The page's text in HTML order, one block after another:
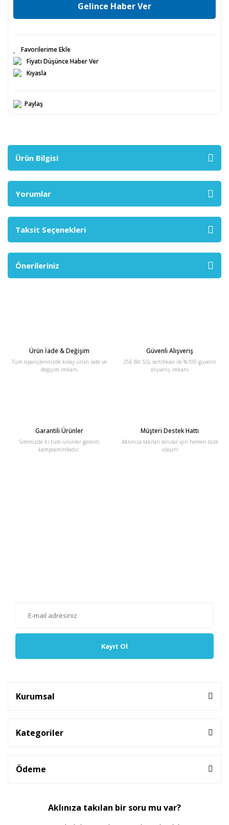
Gelince Haber Ver
Fiyatı Düşünce Haber Ver
Kıyasla
Paylaş
Ürün Bilgisi
Yorumlar
Taksit Seçenekleri
Önerileriniz
Ürün İade & Değişim
Tüm siparişlerinizde kolay ürün iade ve
değişim imkanı
Güvenli Alışveriş
256 Bit SSL sertifikası ile %100 güvenli
alışveriş imkanı
Garantili Ürünler
Sitemizde ki tüm ürünler garanti
kampsamındadır.
Müşteri Destek Hattı
Aklınıza takılan sorular için hemen bize
ulaşın!
Kayıt Ol
Kurumsal
Kategoriler
Ödeme
Aklınıza takılan bir soru mu var?